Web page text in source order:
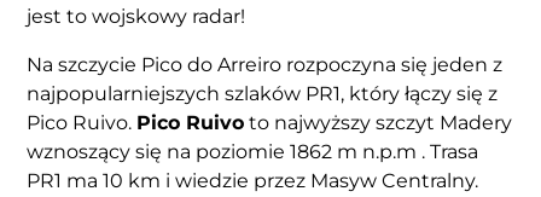
jest to wojskowy radar!
Na szczycie Pico do Arreiro rozpoczyna się jeden z
najpopularniejszych szlaków PR1, który łączy się z
Pico Ruivo. Pico Ruivo to najwyższy szczyt Madery
wznoszący się na poziomie 1862 m n.p.m . Trasa
PR1 ma 10 km i wiedzie przez Masyw Centralny.